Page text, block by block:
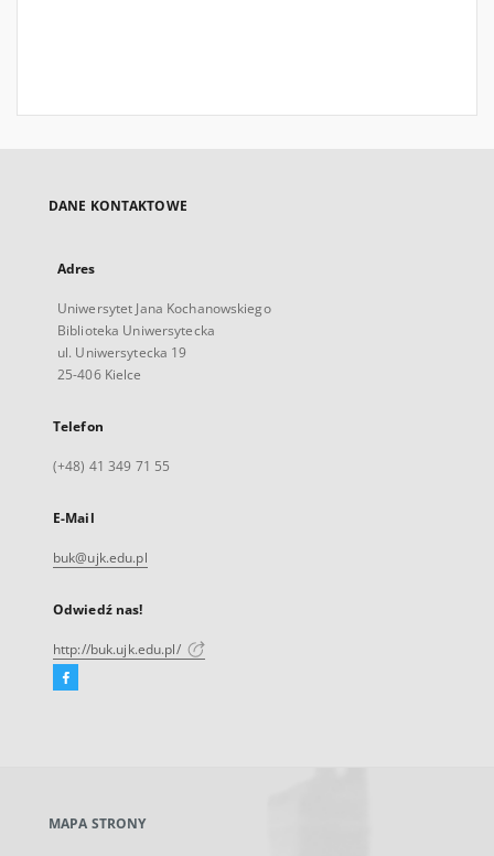
DANE KONTAKTOWE
Adres
Uniwersytet Jana Kochanowskiego
Biblioteka Uniwersytecka
ul. Uniwersytecka 19
25-406 Kielce
Telefon
(+48) 41 349 71 55
E-Mail
buk@ujk.edu.pl
Odwiedź nas!
http://buk.ujk.edu.pl/
Facebook
karcie
MAPA STRONY